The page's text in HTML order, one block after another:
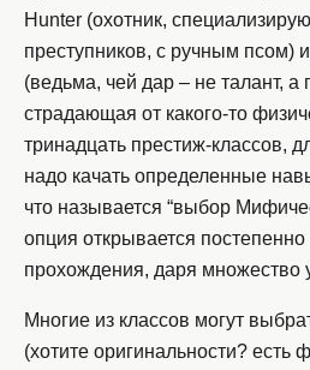
Hunter (охотник,
преступников, с ручным псом)
(ведьма, чей дар – не талант, а
страдающая от какого-то
тринадцать престиж-классов,
надо качать определенные
что называется “выбор
опция открывается
прохождения, даря множество
Многие из классов могут
(хотите оригинальности? есть